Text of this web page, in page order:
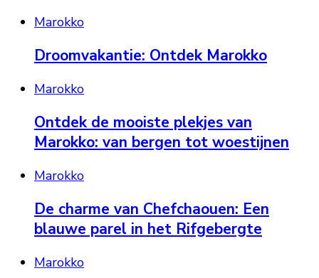
Marokko
Droomvakantie: Ontdek Marokko
Marokko
Ontdek de mooiste plekjes van
Marokko: van bergen tot woestijnen
Marokko
De charme van Chefchaouen: Een
blauwe parel in het Rifgebergte
Marokko